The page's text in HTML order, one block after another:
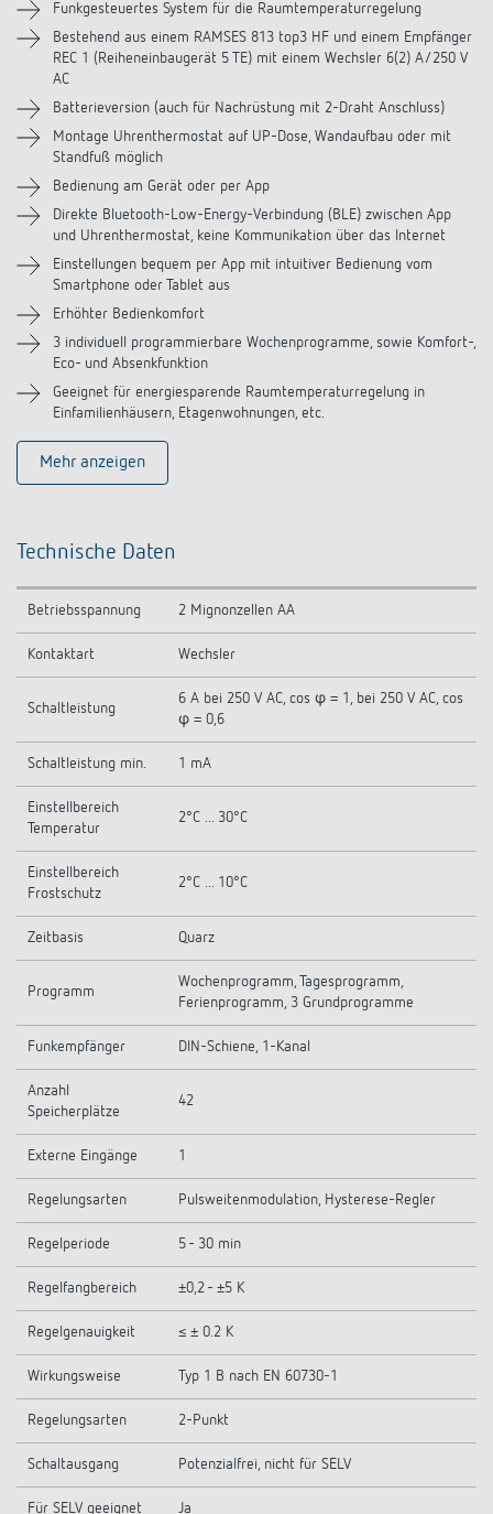
Downloads
Ähnliche Produkte
Funkgesteuertes System für die Raumtemperaturregelung
Bestehend aus einem RAMSES 813 top3 HF und einem Empfänger
REC 1 (Reiheneinbaugerät 5 TE) mit einem Wechsler 6(2) A/250 V
AC
Batterieversion (auch für Nachrüstung mit 2-Draht Anschluss)
Montage Uhrenthermostat auf UP-Dose, Wandaufbau oder mit
Standfuß möglich
Bedienung am Gerät oder per App
Direkte Bluetooth-Low-Energy-Verbindung (BLE) zwischen App
und Uhrenthermostat, keine Kommunikation über das Internet
Einstellungen bequem per App mit intuitiver Bedienung vom
Smartphone oder Tablet aus
Erhöhter Bedienkomfort
3 individuell programmierbare Wochenprogramme, sowie Komfort-,
Eco- und Absenkfunktion
Geeignet für energiesparende Raumtemperaturregelung in
Einfamilienhäusern, Etagenwohnungen, etc.
Mehr anzeigen
Technische Daten
Betriebsspannung 2 Mignonzellen AA
Kontaktart Wechsler
Schaltleistung
6 A bei 250 V AC, cos φ = 1, bei 250 V AC, cos
φ = 0,6
Schaltleistung min. 1 mA
Einstellbereich
Temperatur
2°C ... 30°C
Einstellbereich
Frostschutz
2°C ... 10°C
Zeitbasis Quarz
Programm
Wochenprogramm, Tagesprogramm,
Ferienprogramm, 3 Grundprogramme
Funkempfänger DIN-Schiene, 1-Kanal
Anzahl
Speicherplätze
42
Externe Eingänge 1
Regelungsarten Pulsweitenmodulation, Hysterese-Regler
Regelperiode 5 - 30 min
Regelfangbereich ±0,2 - ±5 K
Regelgenauigkeit ≤ ± 0.2 K
Wirkungsweise Typ 1 B nach EN 60730-1
Regelungsarten 2-Punkt
Schaltausgang Potenzialfrei, nicht für SELV
Für SELV geeignet Ja